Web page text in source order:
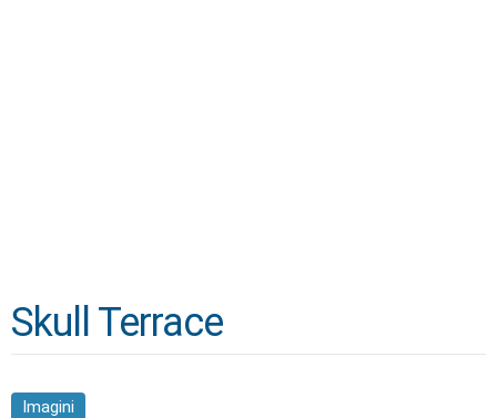
Skull Terrace
Imagini